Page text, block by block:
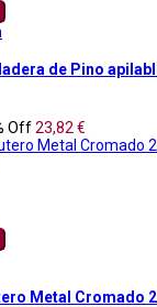
de Pino
Off23,82 €
Metal Cromado